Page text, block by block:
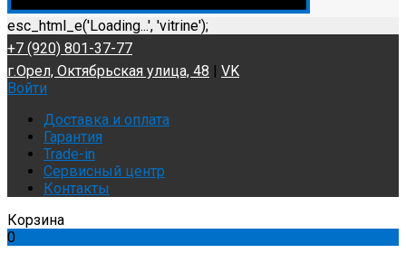
esc_html_e('Loading...', 'vitrine');
+7 (920) 801-37-77
г.Орел, Октябрьская улица, 48 | VK
Войти
Доставка и оплата
Гарантия
Trade-in
Сервисный центр
Контакты
Корзина
0